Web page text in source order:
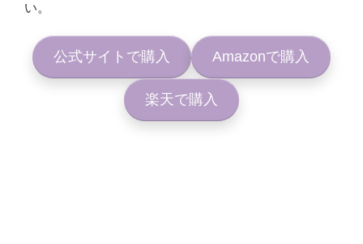
い。
公式サイトで購入 Amazonで購入
楽天で購入